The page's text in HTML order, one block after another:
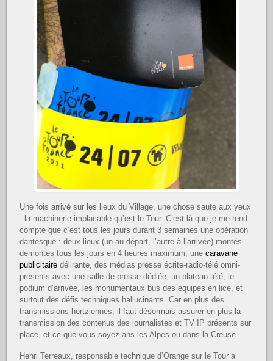
Une fois arrivé sur les lieux du Village, une chose saute aux yeux
: la machinerie implacable qu’est le Tour. C’est là que je me rend
compte que c’est tous les jours durant 3 semaines une opération
dantesque : deux lieux (un au départ, l’autre à l’arrivée) montés
démontés tous les jours en 4 heures maximum, unecaravane
publicitairedélirante, des médias presse écrite-radio-télé omni-
présents avec une salle de presse dédiée, un plateau télé, le
podium d’arrivée, les monumentaux bus des équipes en lice, et
surtout des défis techniques hallucinants. Car en plus des
transmissions hertziennes, il faut désormais assurer en plus la
transmission des contenus des journalistes et TV IP présents sur
place, et ce que vous soyez ans les Alpes ou dans la Creuse.
Henri Terreaux, responsable technique d’Orange sur le Tour a